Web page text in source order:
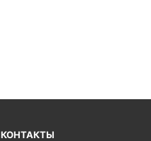
КОНТАКТЫ